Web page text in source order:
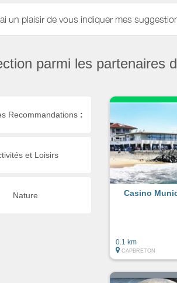
un plaisir de vous indiquer mes
parmi les partenaires
Recommandations :
et Loisirs
Nature Casino
0.1 km
CAPBRETON